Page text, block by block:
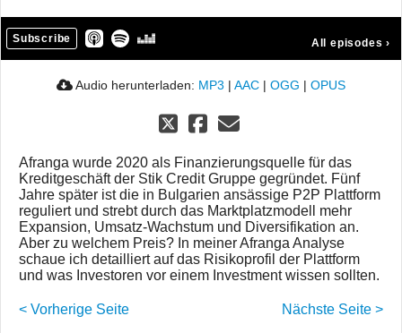
Subscribe All episodes ›
Audio herunterladen: MP3 | AAC | OGG | OPUS
Afranga wurde 2020 als Finanzierungsquelle für das
Kreditgeschäft der Stik Credit Gruppe gegründet. Fünf
Jahre später ist die in Bulgarien ansässige P2P Plattform
reguliert und strebt durch das Marktplatzmodell mehr
Expansion, Umsatz-Wachstum und Diversifikation an.
Aber zu welchem Preis? In meiner Afranga Analyse
schaue ich detailliert auf das Risikoprofil der Plattform
und was Investoren vor einem Investment wissen sollten.
< Vorherige Seite Nächste Seite >